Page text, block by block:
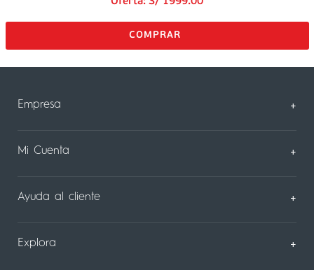
Empresa +
Sobre Nosotros
Consejos
Mi Cuenta +
Mi Perfil
Ayuda al cliente +
Preguntas Frecuentes
Explora +